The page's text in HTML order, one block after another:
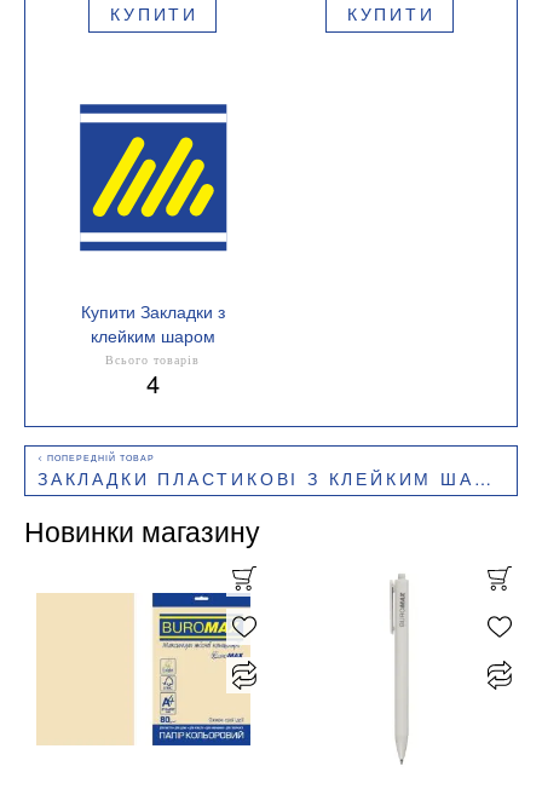
КУПИТИ КУПИТИ
Купити Закладки з
клейким шаром
Кількість в упаковці 100
шт
Всього товарів
4
ЗАКЛАДКИ ПЛАСТИКОВІ З КЛЕЙКИМ ШАРОМ 5 КОЛЬОРІВ PASTEL 45X12 ММ BUROMAX BM.2308-99
Новинки магазину